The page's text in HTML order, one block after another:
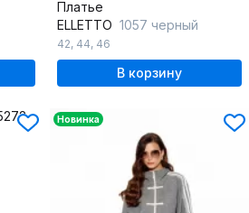
Платье
ELLETTO 1057 черный
42, 44, 46
В корзину
Новинка